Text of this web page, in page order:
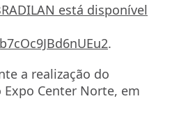
está disponível
.
a realização do
Expo Center Norte, em